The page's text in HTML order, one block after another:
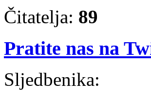
Čitatelja: 89
Pratite nas na
Sljedbenika: